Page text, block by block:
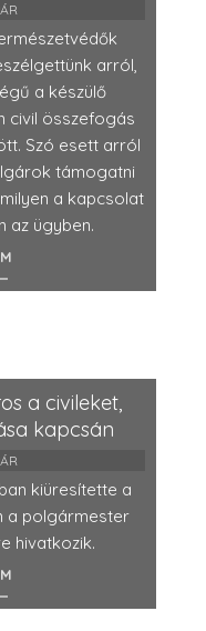
arról,
a készülő
civil összefogás
Szó esett arról
támogatni
a kapcsolat
az ügyben.
a civileket,
kapcsán
kiüresítette a
a polgármester
hivatkozik.